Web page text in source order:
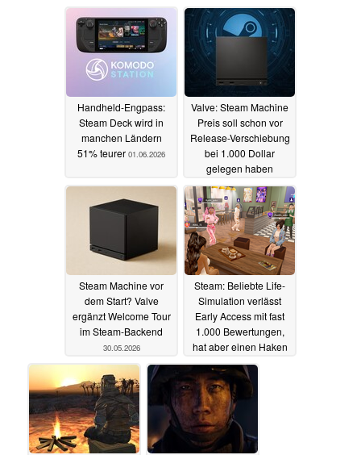
Handheld-Engpass:
Steam Deck wird in
manchen Ländern
51% teurer 01.06.2026
Valve: Steam Machine
Preis soll schon vor
Release-Verschiebung
bei 1.000 Dollar
gelegen haben
31.05.2026
Steam Machine vor
dem Start? Valve
ergänzt Welcome Tour
im Steam-Backend
30.05.2026
Steam: Beliebte Life-
Simulation verlässt
Early Access mit fast
1.000 Bewertungen,
hat aber einen Haken
29.05.2026